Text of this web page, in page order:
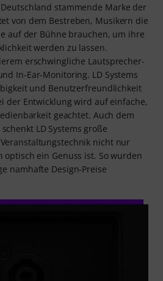
stammende Marke der
von dem Bestreben, Musikern die
auf der Bühne brauchen, um ihre
werden zu lassen.
erschwingliche Lautsprecher-
In-Ear-Monitoring. LD Systems
und Benutzerfreundlichkeit
der Entwicklung wird auf einfache,
geachtet. Auch dem
LD Systems große
nicht nur
optisch ein Genuss ist. So wurden
namhafte Design-Preise